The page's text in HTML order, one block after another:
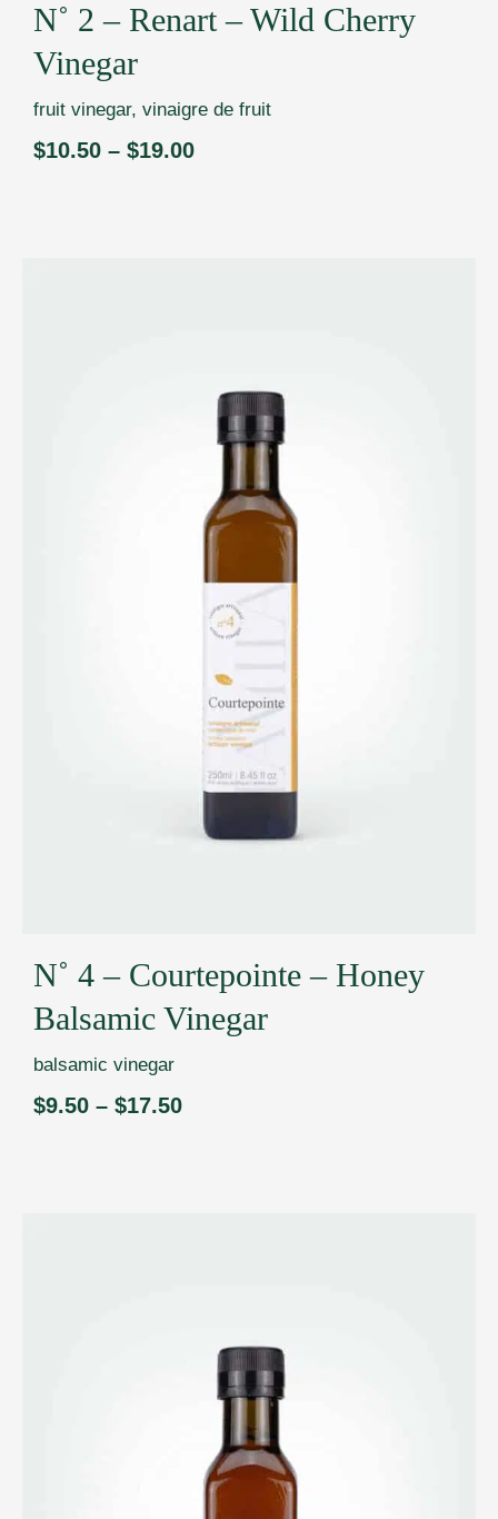
N˚ 2 – Renart – Wild Cherry
Vinegar
fruit vinegar, vinaigre de fruit
$10.50 – $19.00Price
N˚ 4 – Courtepointe – Honey
Balsamic Vinegar
balsamic vinegar
$9.50 – $17.50Price